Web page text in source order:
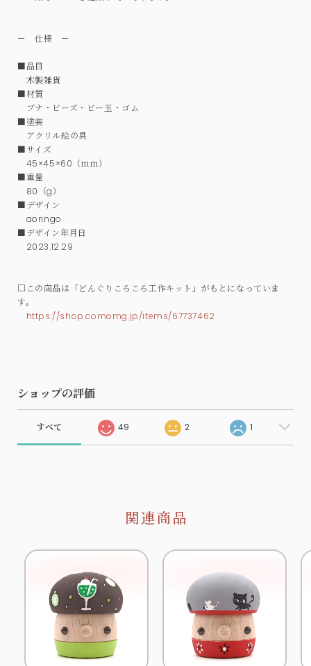
－ 仕様 －
■品目
木製雑貨
■材質
ブナ・ビーズ・ビー玉・ゴム
■塗装
アクリル絵の具
■サイズ
45×45×60（ｍｍ）
■重量
80（g）
■デザイン
aoringo
■デザイン年月日
2023.12.29
□この商品は「どんぐりころころ工作キット」がもとになっていま
す。
https://shop.comomg.jp/items/67737462
ショップの評価
すべて 49 2 1
関連商品